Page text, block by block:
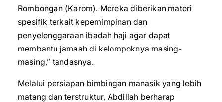
Rombongan (Karom). Mereka diberikan materi
spesifik terkait kepemimpinan dan
penyelenggaraan ibadah haji agar dapat
membantu jamaah di kelompoknya masing-
masing,” tandasnya.
Melalui persiapan bimbingan manasik yang lebih
matang dan terstruktur, Abdillah berharap